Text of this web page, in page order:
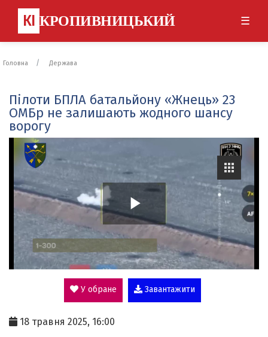
КІ КРОПИВНИЦЬКИЙ ☰
Головна Держава
Пілоти БПЛА батальйону «Жнець» 23
ОМБр не залишають жодного шансу
ворогу
P
l
a
У обране Завантажити
18 травня 2025, 16:00